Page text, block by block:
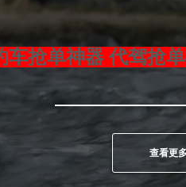
车抢单神器 代驾抢
查看更